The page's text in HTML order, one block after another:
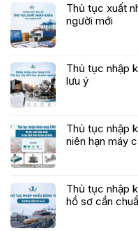
Thủ tục xuất
người mới
Thủ tục nhập
lưu ý
Thủ tục nhập
niên hạn máy
Thủ tục nhập
hồ sơ cần